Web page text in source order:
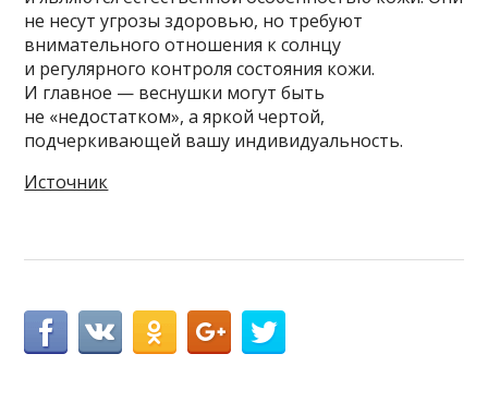
не несут угрозы здоровью, но требуют
внимательного отношения к солнцу
и регулярного контроля состояния кожи.
И главное — веснушки могут быть
не «недостатком», а яркой чертой,
подчеркивающей вашу индивидуальность.
Источник